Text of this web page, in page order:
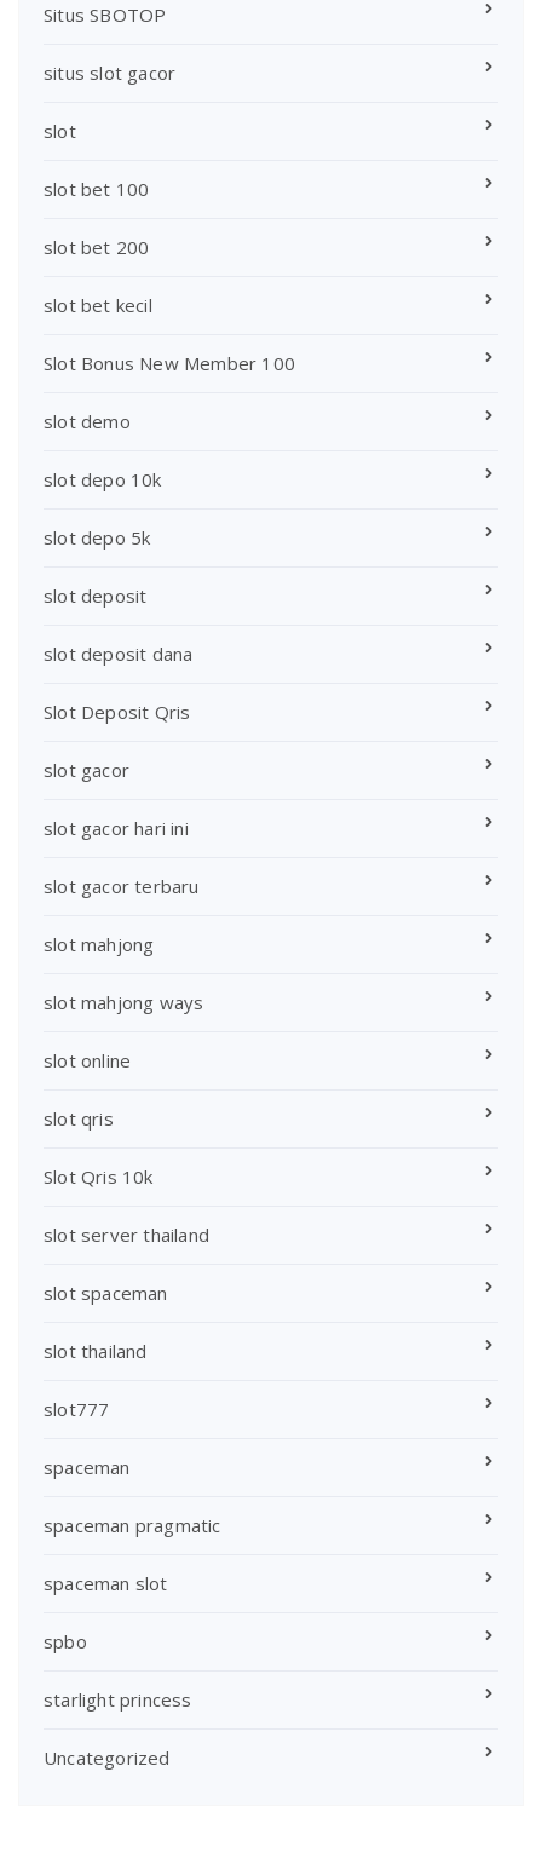
Situs SBOTOP
situs slot gacor
slot
slot bet 100
slot bet 200
slot bet kecil
Slot Bonus New Member 100
slot demo
slot depo 10k
slot depo 5k
slot deposit
slot deposit dana
Slot Deposit Qris
slot gacor
slot gacor hari ini
slot gacor terbaru
slot mahjong
slot mahjong ways
slot online
slot qris
Slot Qris 10k
slot server thailand
slot spaceman
slot thailand
slot777
spaceman
spaceman pragmatic
spaceman slot
spbo
starlight princess
Uncategorized